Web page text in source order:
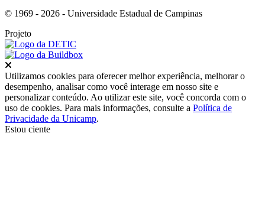
© 1969 - 2026 - Universidade Estadual de Campinas
Projeto
Utilizamos cookies para oferecer melhor experiência, melhorar o
desempenho, analisar como você interage em nosso site e
personalizar conteúdo. Ao utilizar este site, você concorda com o
uso de cookies. Para mais informações, consulte a Política de
Privacidade da Unicamp.
Estou ciente